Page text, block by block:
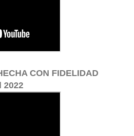
CON FIDELIDAD
2022